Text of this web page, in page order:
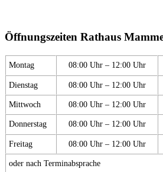
Öffnungszeiten Rathaus
Montag 08:00 Uhr – 12:00 Uhr
Dienstag 08:00 Uhr – 12:00 Uhr
Mittwoch 08:00 Uhr – 12:00 Uhr
Donnerstag 08:00 Uhr – 12:00 Uhr
Freitag 08:00 Uhr – 12:00 Uhr
oder nach Terminabsprache